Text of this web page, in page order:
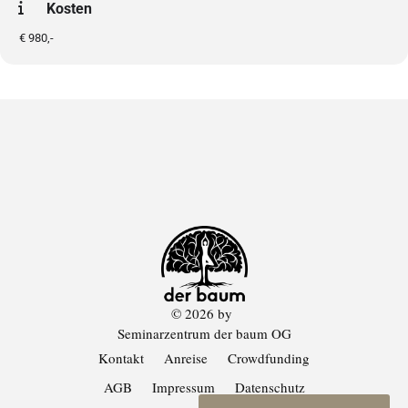
gische Arbeitsweise abstützen. Methodische Abgrenzungen der
werden (theoretisch, methodisch und praktisch) aufgezeigt.
Kosten
€ 980,-
Kontakt Anreise Crowdfunding
© 2026 by
Seminarzentrum der baum OG
AGB Impressum Datenschutz